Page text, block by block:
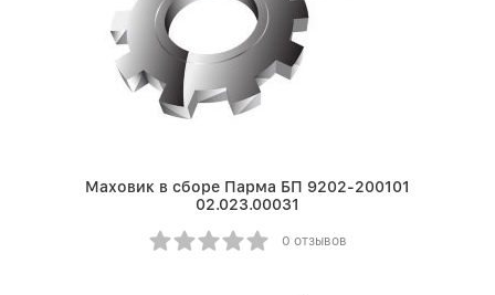
Маховик в сборе Парма БП 9202-200101
02.023.00031
0 отзывов